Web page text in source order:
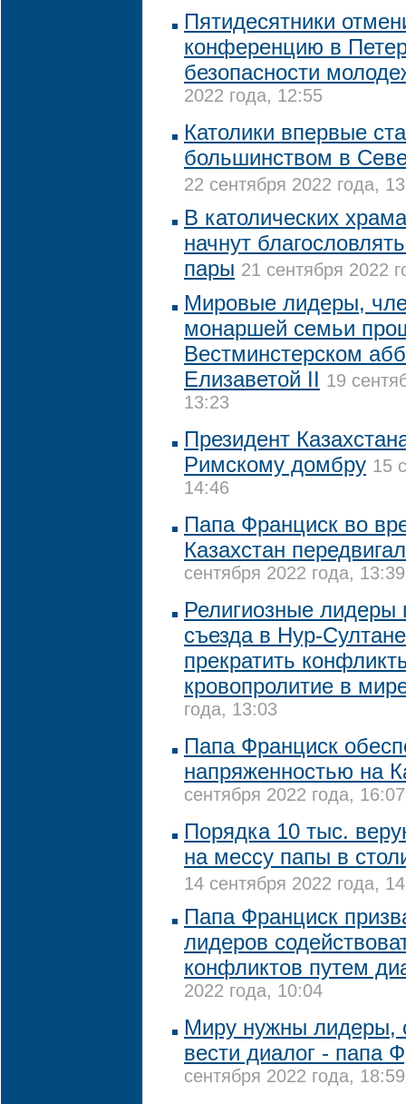
Пятидесятники
конференцию в
безопасности
2022 года, 12:55
Католики впервые
большинством в
22 сентября 2022 года,
В католических
начнут
пары 21 сентября 2022
Мировые лидеры,
монаршей семьи
Вестминстерском
Елизаветой II 19
13:23
Президент
Римскому домбру 15
14:46
Папа Франциск во
Казахстан
сентября 2022 года, 13:39
Религиозные лидеры
съезда в Нур-
прекратить
кровопролитие в
года, 13:03
Папа Франциск
напряженностью на
сентября 2022 года, 16:07
Порядка 10 тыс.
на мессу папы в
14 сентября 2022 года,
Папа Франциск
лидеров
конфликтов путем
2022 года, 10:04
Миру нужны лидеры,
вести диалог - папа
сентября 2022 года, 18:59